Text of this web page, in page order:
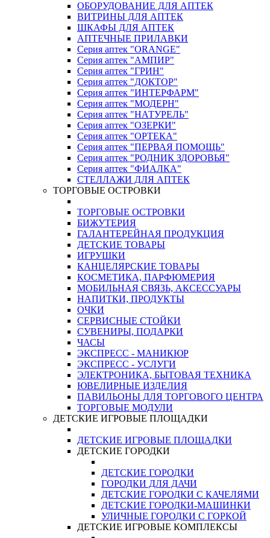
ОБОРУДОВАНИЕ ДЛЯ АПТЕК
ВИТРИНЫ ДЛЯ АПТЕК
ШКАФЫ ДЛЯ АПТЕК
АПТЕЧНЫЕ ПРИЛАВКИ
Серия аптек "ORANGE"
Серия аптек "АМПИР"
Серия аптек "ГРИН"
Серия аптек "ДОКТОР"
Серия аптек "ИНТЕРФАРМ"
Серия аптек "МОДЕРН"
Серия аптек "НАТУРЕЛЬ"
Серия аптек "ОЗЕРКИ"
Серия аптек "ОРТЕКА"
Серия аптек "ПЕРВАЯ ПОМОЩЬ"
Серия аптек "РОДНИК ЗДОРОВЬЯ"
Серия аптек "ФИАЛКА"
СТЕЛЛАЖИ ДЛЯ АПТЕК
ТОРГОВЫЕ ОСТРОВКИ
ТОРГОВЫЕ ОСТРОВКИ
БИЖУТЕРИЯ
ГАЛАНТЕРЕЙНАЯ ПРОДУКЦИЯ
ДЕТСКИЕ ТОВАРЫ
ИГРУШКИ
КАНЦЕЛЯРСКИЕ ТОВАРЫ
КОСМЕТИКА, ПАРФЮМЕРИЯ
МОБИЛЬНАЯ СВЯЗЬ, АКСЕССУАРЫ
НАПИТКИ, ПРОДУКТЫ
ОЧКИ
СЕРВИСНЫЕ СТОЙКИ
СУВЕНИРЫ, ПОДАРКИ
ЧАСЫ
ЭКСПРЕСС - МАНИКЮР
ЭКСПРЕСС - УСЛУГИ
ЭЛЕКТРОНИКА, БЫТОВАЯ ТЕХНИКА
ЮВЕЛИРНЫЕ ИЗДЕЛИЯ
ПАВИЛЬОНЫ ДЛЯ ТОРГОВОГО ЦЕНТРА
ТОРГОВЫЕ МОДУЛИ
ДЕТСКИЕ ИГРОВЫЕ ПЛОЩАДКИ
ДЕТСКИЕ ИГРОВЫЕ ПЛОЩАДКИ
ДЕТСКИЕ ГОРОДКИ
ДЕТСКИЕ ГОРОДКИ
ГОРОДКИ ДЛЯ ДАЧИ
ДЕТСКИЕ ГОРОДКИ С КАЧЕЛЯМИ
ДЕТСКИЕ ГОРОДКИ-МАШИНКИ
УЛИЧНЫЕ ГОРОДКИ С ГОРКОЙ
ДЕТСКИЕ ИГРОВЫЕ КОМПЛЕКСЫ